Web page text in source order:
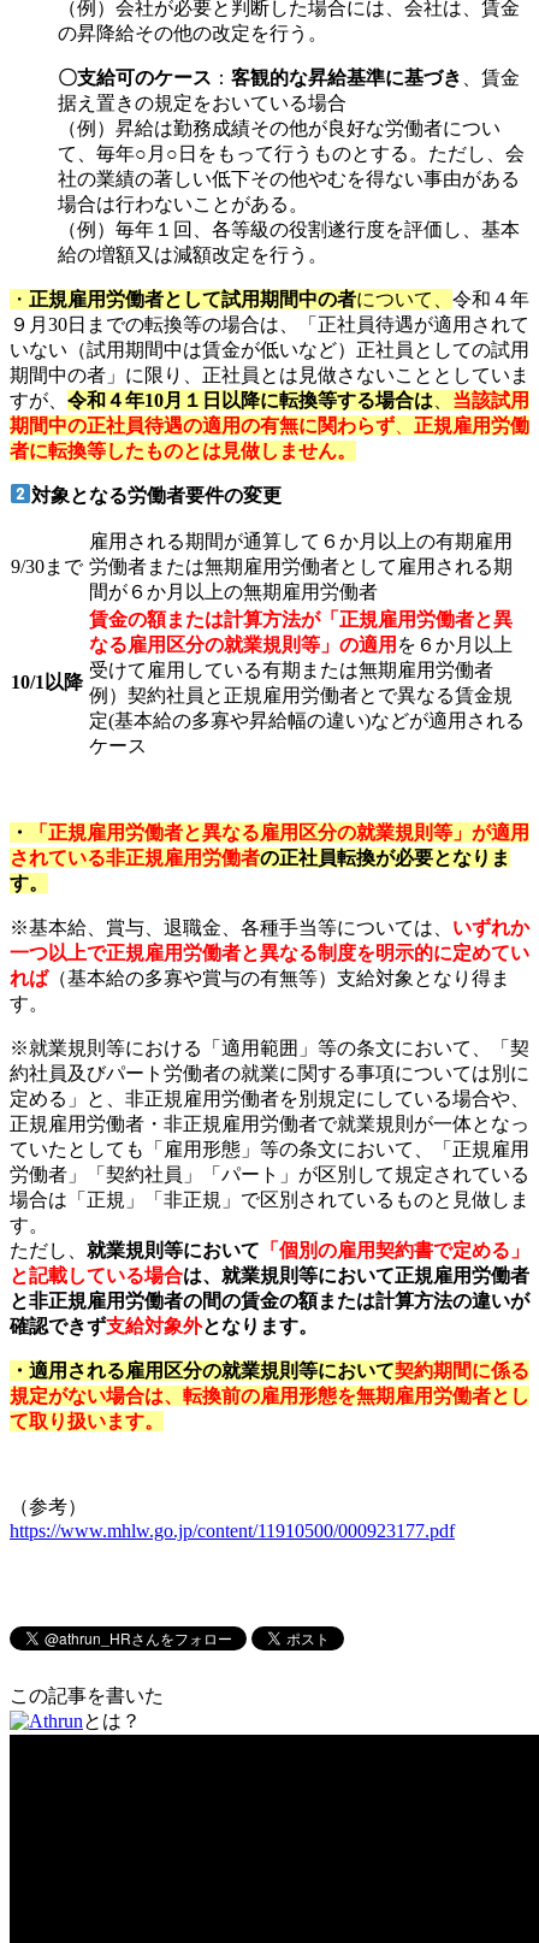
（例）会社が必要と判断した場合には、会社は、賃金
の昇降給その他の改定を行う。
〇支給可のケース ： 客観的な昇給基準に基づき
、賃金
据え置きの規定をおいている場合
（例）昇給は勤務成績その他が良好な労働者につい
て、毎年○月○日をもって行うものとする。ただし、会
社の業績の著しい低下その他やむを得ない事由がある
場合は行わないことがある。
（例）毎年１回、各等級の役割遂行度を評価し、基本
給の増額又は減額改定を行う。
・ 正規雇用労働者として試用期間中の者について、 令和４年
９月30日までの転換等の場合は、「正社員待遇が適用されて
いない（試用期間中は賃金が低いなど）正社員としての試用
期間中の者」に限り、正社員とは見做さないこととしていま
すが、 令和４年10月１日以降に転換等する場合は
当該試用
期間中の正社員待遇の適用の有無に関わらず
正規雇用労働
者に転換等したものとは見做しません。
対象となる労働者要件の変更
9/30まで
雇用される期間が通算して６か月以上の有期雇用
労働者または無期雇用労働者として雇用される期
間が６か月以上の無期雇用労働者
10/1以降
賃金の額または計算方法が「正規雇用労働者と異
なる雇用区分の就業規則等」の適用 を６か月以上
受けて雇用している有期または無期雇用労働者
例）契約社員と正規雇用労働者とで異なる賃金規
定(基本給の多寡や昇給幅の違い)などが適用される
ケース
・
「正規雇用労働者と異なる雇用区分の就業規則等」が適用
されている非正規雇用労働者の正社員転換が必要となりま
す。
※基本給、賞与、退職金、各種手当等については、 いずれか
一つ以上で正規雇用労働者と異なる制度を明示的に定めてい
れば（基本給の多寡や賞与の有無等）支給対象となり得ま
す。
※就業規則等における「適用範囲」等の条文において、「契
約社員及びパート労働者の就業に関する事項については別に
定める」と、非正規雇用労働者を別規定にしている場合や、
正規雇用労働者・非正規雇用労働者で就業規則が一体となっ
ていたとしても「雇用形態」等の条文において、「正規雇用
労働者」「契約社員」「パート」が区別して規定されている
場合は「正規」「非正規」で区別されているものと見做しま
す。
ただし、 就業規則等において 「個別の雇用契約書で定める」
と記載している場合は、就業規則等において正規雇用労働者
と非正規雇用労働者の間の賃金の額または計算方法の違いが
確認できず支給対象外となります。
・適用される雇用区分の就業規則等において契約期間に係る
規定がない場合は、転換前の雇用形態を無期雇用労働者とし
て取り扱います。
（参考）
https://www.mhlw.go.jp/content/11910500/000923177.pdf
この記事を書いた
とは？